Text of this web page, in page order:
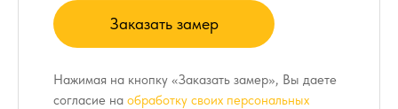
Заказать замер
Нажимая на кнопку «Заказать замер», Вы даете
согласие на обработку своих персональных